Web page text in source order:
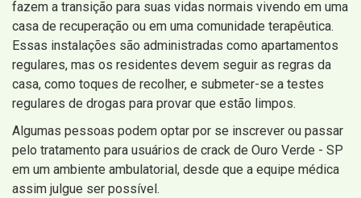
fazem a transição para suas vidas normais vivendo em uma
casa de recuperação ou em uma comunidade terapêutica.
Essas instalações são administradas como apartamentos
regulares, mas os residentes devem seguir as regras da
casa, como toques de recolher, e submeter-se a testes
regulares de drogas para provar que estão limpos.
Algumas pessoas podem optar por se inscrever ou passar
pelo tratamento para usuários de crack de Ouro Verde - SP
em um ambiente ambulatorial, desde que a equipe médica
assim julgue ser possível.